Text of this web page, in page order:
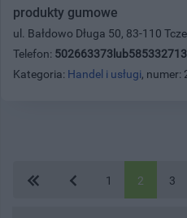
produkty gumowe
ul. Bałdowo Długa 50, 83-110
Telefon: 502663373lub585332713
Kategoria: Handel i usługi, numer:
1 2 3